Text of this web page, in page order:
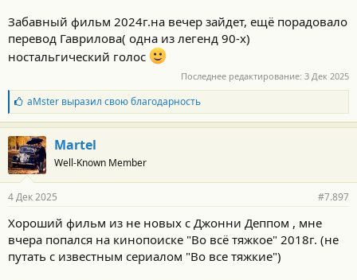
Забавный фильм 2024г.на вечер зайдет, ещё порадовало
перевод Гаврилова( одна из легенд 90-х)
ностальгический голос
Последнее редактирование: 3 Дек 2025
Б
л
а
г
о
д
а
н
с
т
и
aMsterвыразил свою благодарность
Martel
Well-Known Member
4 Дек 2025 #7.897
Хороший фильм из не новых с Джонни Деппом , мне
вчера попался на кинопоиске "Во всё тяжкое" 2018г. (не
путать с известным сериалом "Во все тяжкие")